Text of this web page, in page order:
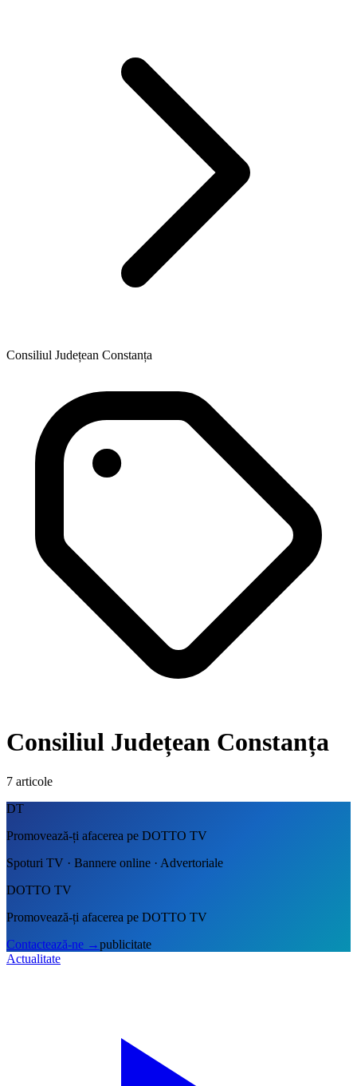
Consiliul Județean Constanța
Consiliul Județean Constanța
7 articole
DT
Promovează-ți afacerea pe DOTTO TV
Spoturi TV · Bannere online · Advertoriale
DOTTO TV
Promovează-ți afacerea pe DOTTO TV
Contactează-ne →publicitate
Actualitate